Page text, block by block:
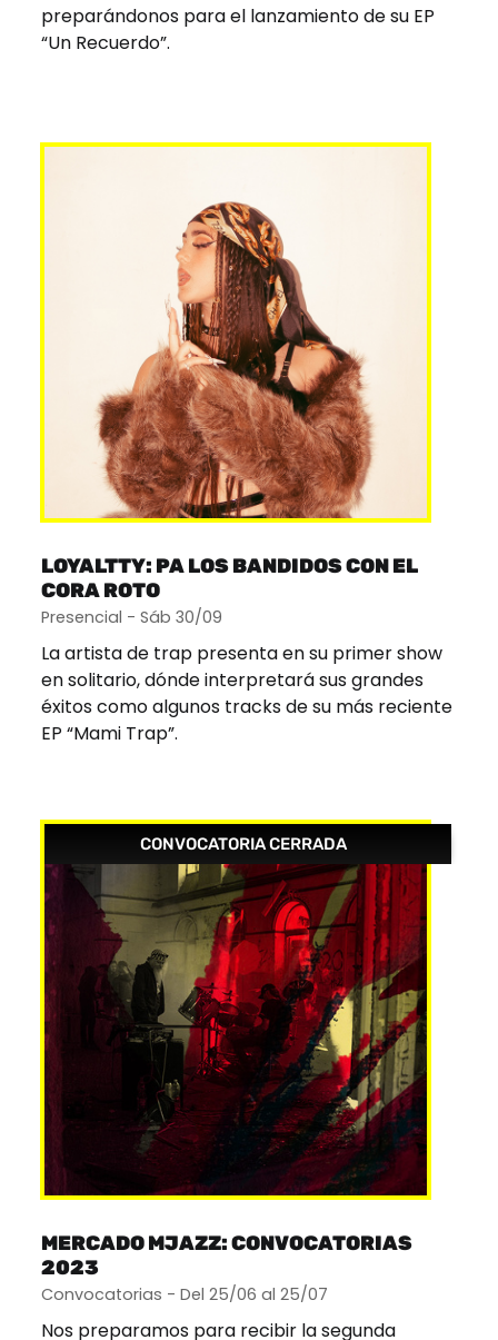
preparándonos para el lanzamiento de su EP
“Un Recuerdo”.
LOYALTTY: PA LOS BANDIDOS CON EL
CORA ROTO
Presencial - Sáb 30/09
La artista de trap presenta en su primer show
en solitario, dónde interpretará sus grandes
éxitos como algunos tracks de su más reciente
EP “Mami Trap”.
CONVOCATORIA CERRADA
MERCADO MJAZZ: CONVOCATORIAS
2023
Convocatorias - Del 25/06 al 25/07
Nos preparamos para recibir la segunda